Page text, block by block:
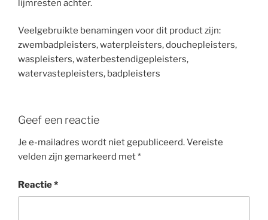
lijmresten achter.
Veelgebruikte benamingen voor dit product zijn:
zwembadpleisters, waterpleisters, douchepleisters,
waspleisters, waterbestendigepleisters,
watervastepleisters, badpleisters
Geef een reactie
Je e-mailadres wordt niet gepubliceerd.Vereiste
velden zijn gemarkeerd met*
Reactie*